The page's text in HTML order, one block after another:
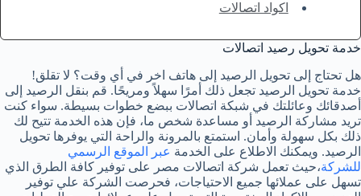
اكواد اتصالات
خدمة تحويل رصيد اتصالات
هل تحتاج إلى تحويل الرصيد إلى هاتف اخر في أي وقت؟ لا تقلق!
خدمة تحويل الرصيد تجعل ذلك أمرًا سهلاً ومريحًا. قم بنقل الرصيد إلى
أصدقائك وعائلتك في شبكة اتصالات ببضع خطوات بسيطة. سواء كنت
تريد مشاركة الرصيد أو مساعدة شخص ما، فإن هذه الخدمة تتيح لك
ذلك بكل سهولة وأمان. استمتع بالمرونة والراحة التي يوفرها تحويل
الرصيد. ويمكنك الاطلاع على الخدمة عبر الموقع الرسمي
للشركة،حيث تعمل شركة اتصالات مصر على توفير كافة الطرق الذي
تسهل على عملائها جميع الاحتياجات، فحرصت الشركة علي توفير